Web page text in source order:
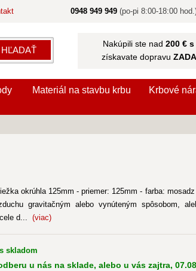
HĽADAŤ
Nakúpili ste nad 200 € s
získavate dopravu
0948 949 949 (po-pi 8:00-18:00
Materiál na stavbu krbu Krbové
okrúhla 125mm - priemer: 125mm - farba:
gravitačným alebo vynúteným spôsobom,
d... (viac)
skladom
u nás na sklade, alebo u vás zajtra,